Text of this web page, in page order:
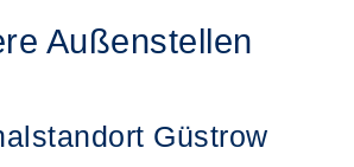
Außenstellen
Güstrow